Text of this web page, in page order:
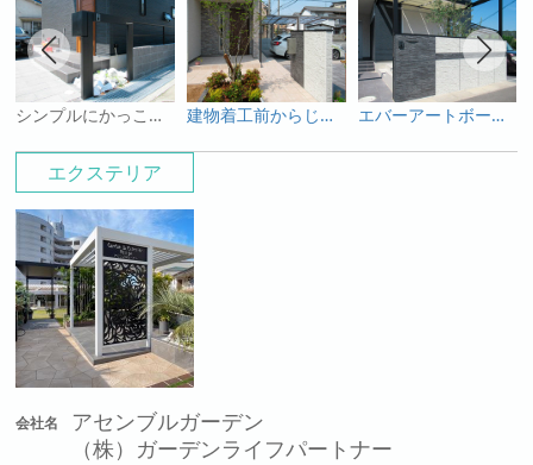
エクステリア
会社名
アセンブルガーデン
（株）ガーデンライフパートナー
シンプルにかっこよく！スタイリングフレーム「ネロ」のある門まわり 建物着工前からじっくりと打ち合わせを！田畑造成して建てる角地の新築外構プラン エバーアートボードで前庭の間仕切りを